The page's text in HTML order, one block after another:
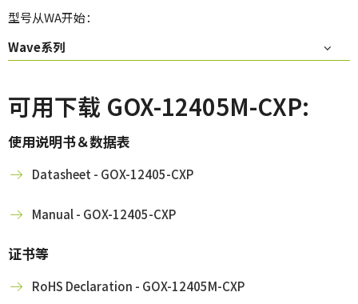
型号从WA开始：
Wave系列
可用下载 GOX-12405M-CXP:
使用说明书＆数据表
Datasheet - GOX-12405-CXP
Manual - GOX-12405-CXP
证书等
RoHS Declaration - GOX-12405M-CXP